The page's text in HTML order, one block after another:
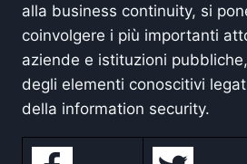
alla business continuity, si
coinvolgere i più importanti
aziende e istituzioni
degli elementi conoscitivi
della information security.